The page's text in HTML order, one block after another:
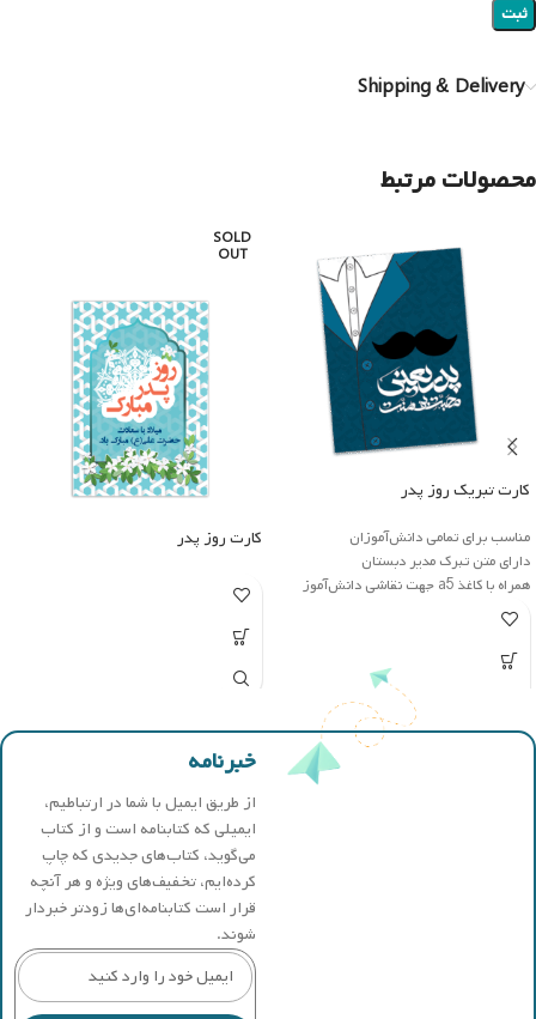
Shipping & Delivery
محصولات مرتبط
کارت تبریک روز پدر
مناسب برای تمامی دانش‌آموزان
دارای متن تبرک مدیر دبستان
همراه با کاغذ a5 جهت نقاشی دانش‌آموز
SOLD
OUT
کارت روز پدر
خبرنامه
از طریق ایمیل با شما در ارتباطیم،
ایمیلی که کتابنامه است و از کتاب
می‌گوید، کتاب‌های جدیدی که چاپ
کرده‌ایم، تخفیف‌های ویژه و هر آنچه
قرار است کتابنامه‌ای‌ها زودتر خبردار
شوند.